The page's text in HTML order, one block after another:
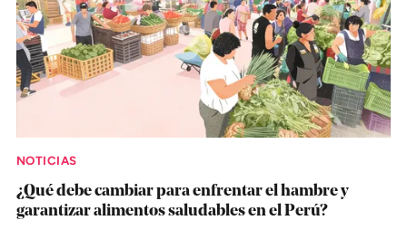
NOTICIAS
¿Qué debe cambiar para enfrentar el hambre y
garantizar alimentos saludables en el Perú?